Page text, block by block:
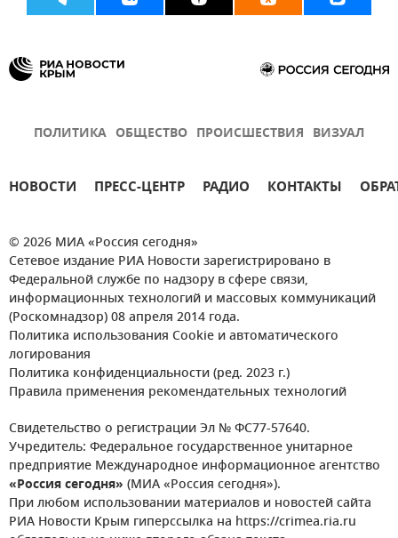
ПОЛИТИКА ОБЩЕСТВО ПРОИСШЕСТВИЯ ВИЗУАЛ
НОВОСТИ ПРЕСС-ЦЕНТР РАДИО КОНТАКТЫ
© 2026 МИА «Россия сегодня»
Сетевое издание РИА Новости зарегистрировано в
Федеральной службе по надзору в сфере связи,
информационных технологий и массовых коммуникаций
(Роскомнадзор) 08 апреля 2014 года.
Политика использования Cookie и автоматического
логирования
Политика конфиденциальности (ред. 2023 г.)
Правила применения рекомендательных технологий
Свидетельство о регистрации Эл № ФС77-57640.
Учредитель: Федеральное государственное унитарное
предприятие Международное информационное агентство
«Россия сегодня» (МИА «Россия сегодня»).
При любом использовании материалов и новостей сайта
РИА Новости Крым гиперссылка на https://crimea.ria.ru